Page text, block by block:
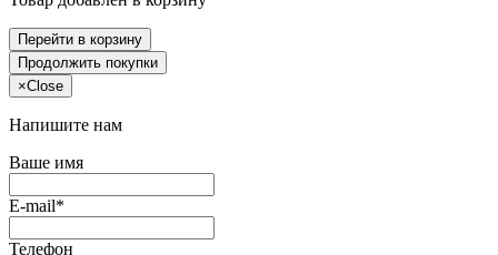
Перейти в корзину
Продолжить покупки
×Close
Напишите нам
Ваше имя
E-mail*
Телефон